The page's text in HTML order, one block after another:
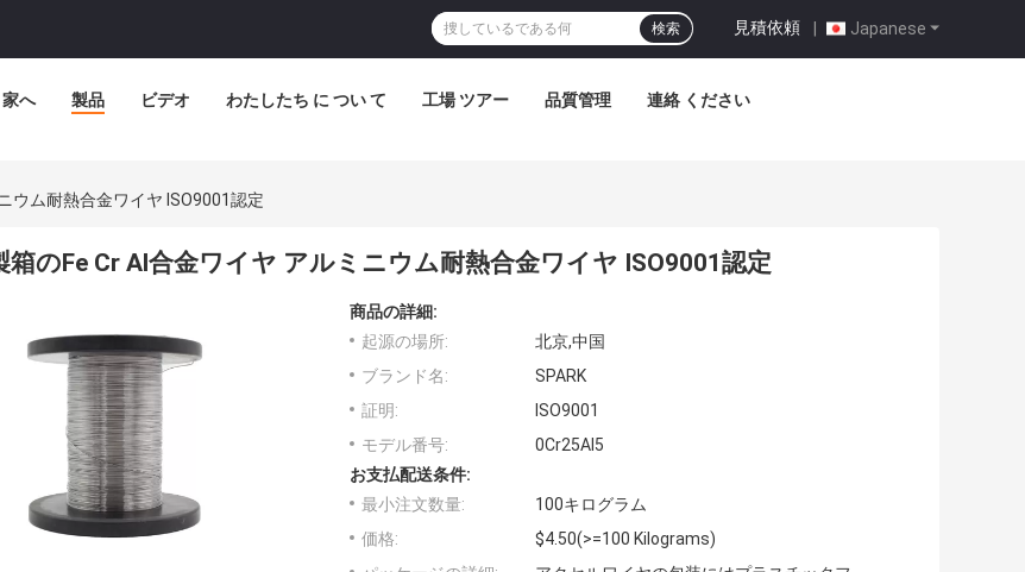
Japanese
見積依頼 |
検索
家へ 製品 ビデオ わたしたち に つい て 工場 ツアー 品質管理 連絡 ください
ウム耐熱合金ワイヤ ISO9001認定
箱のFe Cr Al合金ワイヤ アルミニウム耐熱合金ワイヤ ISO9001認定
商品の詳細:
起源の場所:
北京,中国
ブランド名:
SPARK
証明:
ISO9001
モデル番号:
0Cr25Al5
お支払配送条件:
最小注文数量:
100キログラム
価格:
$4.50(>=100 Kilograms)